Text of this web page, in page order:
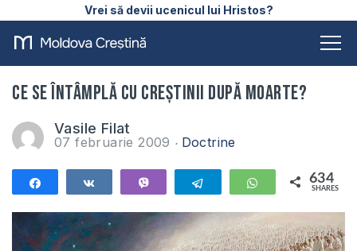
Vrei să devii ucenicul lui Hristos?
Ce se întâmplă cu creştinii după moarte?
Vasile Filat
07 februarie 2009 Doctrine
Telegram WhatsApp
634
SHARES